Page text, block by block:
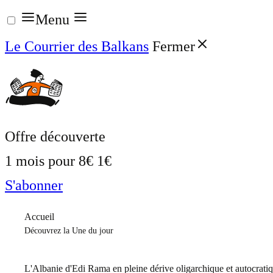
Aller
au
contenu
Menu
Le Courrier des Balkans Fermer
Offre découverte
1 mois pour 8€ 1€
S'abonner
Accueil
Découvrez la Une du jour
L'Albanie d'Edi Rama en pleine dérive oligarchique et